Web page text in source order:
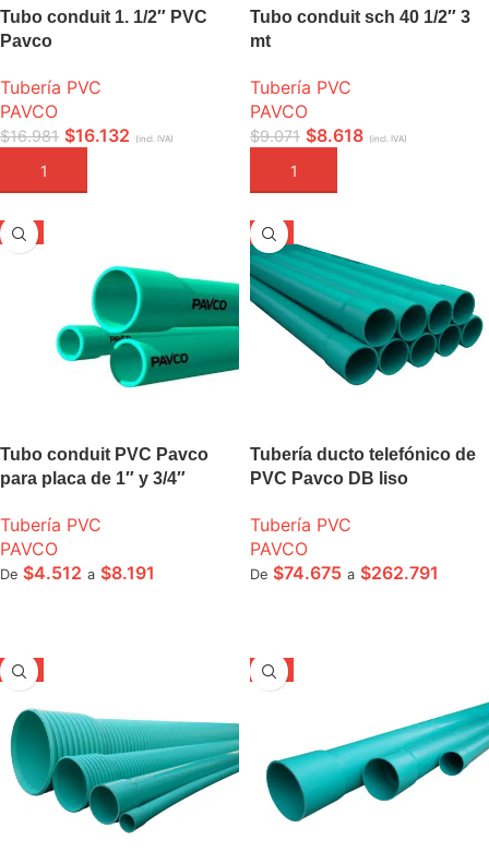
Tubo conduit 1. 1/2″ PVC
Pavco
Tubería PVC
PAVCO
$16.981 $16.132 (incl. IVA)
AÑADIR A LA CESTA
Tubo conduit sch 40 1/2″ 3
mt
Tubería PVC
PAVCO
$9.071 $8.618 (incl. IVA)
AÑADIR A LA CESTA
-5%
Tubo conduit PVC Pavco
para placa de 1″ y 3/4″
Tubería PVC
PAVCO
De $4.512 a $8.191
-5%
Tubería ducto telefónico de
PVC Pavco DB liso
Tubería PVC
PAVCO
De $74.675 a $262.791
-5% -5%